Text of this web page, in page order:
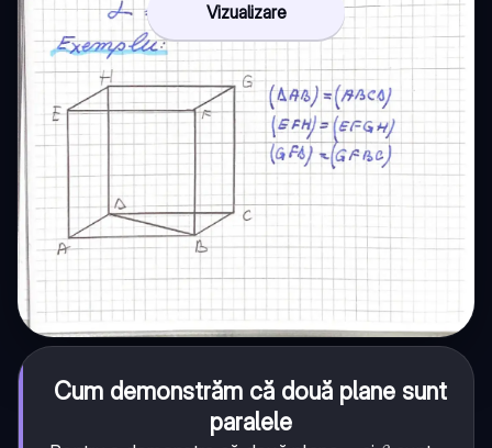
Vizualizare
Cum demonstrăm că două plane sunt
paralele